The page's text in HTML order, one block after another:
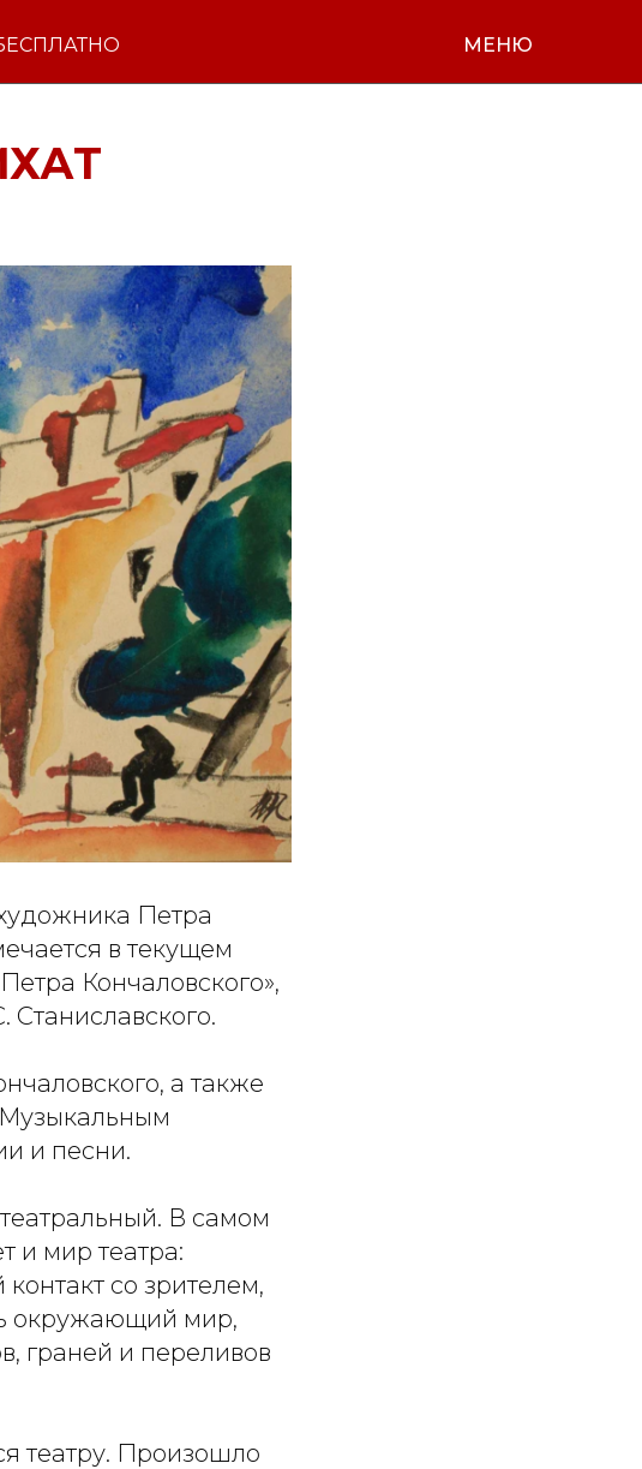
МЕНЮ
Петра
в текущем
Кончаловского»,
Станиславского.
а также
и песни.
В самом
и мир театра:
со зрителем,
окружающий мир,
граней и переливов
театру. Произошло